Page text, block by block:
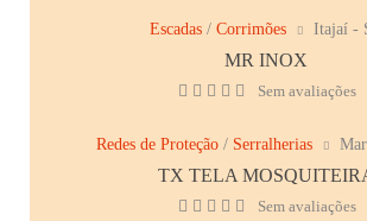
Escadas/ Corrimões Itajaí -
MR INOX
Sem avaliações
Redes de Proteção / Serralherias
TX TELA
Sem avaliações